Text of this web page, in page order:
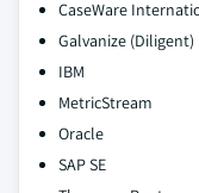
CaseWare
Galvanize (Diligent)
IBM
MetricStream
Oracle
SAP SE